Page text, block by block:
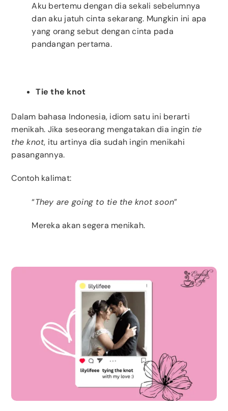
Aku bertemu dengan dia sekali sebelumnya
dan aku jatuh cinta sekarang. Mungkin ini apa
yang orang sebut dengan cinta pada
pandangan pertama.
Tie the knot
Dalam bahasa Indonesia, idiom satu ini berarti
menikah. Jika seseorang mengatakan dia ingin tie
the knot, itu artinya dia sudah ingin menikahi
pasangannya.
Contoh kalimat:
“They are going to tie the knot soon”
Mereka akan segera menikah.